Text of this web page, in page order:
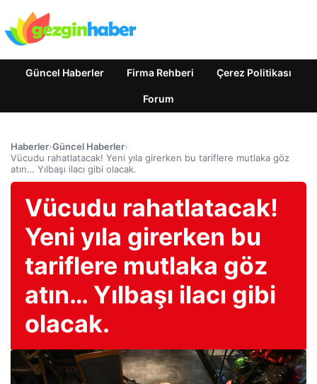
Güncel Haberler Firma Rehberi Çerez Politikası
Forum
Haberler›Güncel Haberler›
Vücudu rahatlatacak! Yeni yıla girerken bu tariflere mutlaka göz
atın… Yılbaşı ilacı gibi olacak.
Vücudu rahatlatacak!
Yeni yıla girerken bu
tariflere mutlaka göz
atın… Yılbaşı ilacı gibi
olacak.